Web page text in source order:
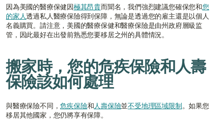
因為美國的醫療保健因極其昂貴而聞名，我們強烈建議您確保您和您
的家人透過私人醫療保險得到保障，無論是透過您的雇主還是以個人
名義購買。請注意，美國的醫療保健和醫療保險是由州政府層級监
管，因此最好在出發前熟悉您要移居之州的具體情況。
搬家時，您的危疾保險和人壽
保險該如何處理
與醫療保險不同，危疾保險和人壽保險並不受地理區域限制。如果您
移居其他國家，您仍將享有保障。